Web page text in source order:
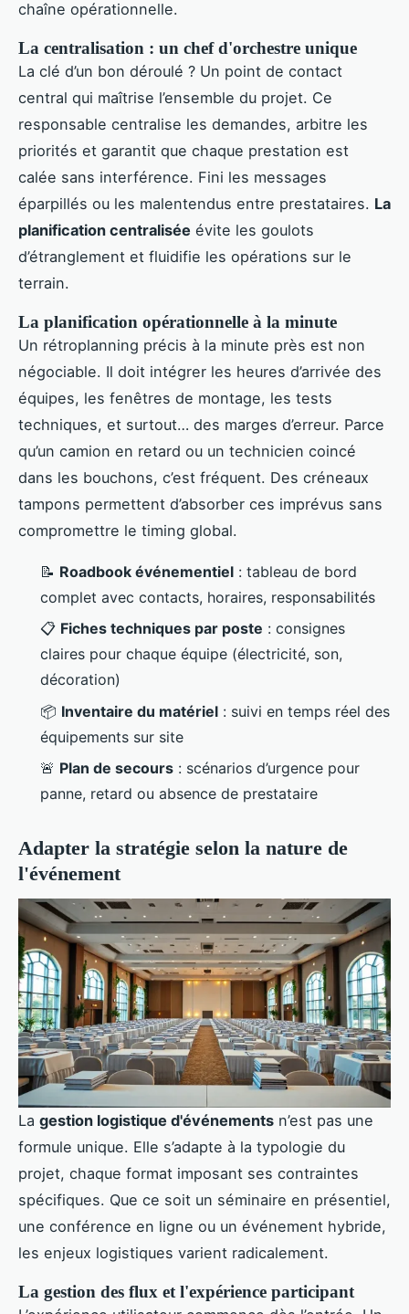
chaîne opérationnelle.
La centralisation : un chef d'orchestre unique
La clé d’un bon déroulé ? Un point de contact
central qui maîtrise l’ensemble du projet. Ce
responsable centralise les demandes, arbitre les
priorités et garantit que chaque prestation est
calée sans interférence. Fini les messages
éparpillés ou les malentendus entre prestataires. La
planification centralisée évite les goulots
d’étranglement et fluidifie les opérations sur le
terrain.
La planification opérationnelle à la minute
Un rétroplanning précis à la minute près est non
négociable. Il doit intégrer les heures d’arrivée des
équipes, les fenêtres de montage, les tests
techniques, et surtout… des marges d’erreur. Parce
qu’un camion en retard ou un technicien coincé
dans les bouchons, c’est fréquent. Des créneaux
tampons permettent d’absorber ces imprévus sans
compromettre le timing global.
📝 Roadbook événementiel : tableau de bord
complet avec contacts, horaires, responsabilités
📋 Fiches techniques par poste : consignes
claires pour chaque équipe (électricité, son,
décoration)
📦 Inventaire du matériel : suivi en temps réel des
équipements sur site
🚨 Plan de secours : scénarios d’urgence pour
panne, retard ou absence de prestataire
Adapter la stratégie selon la nature de
l'événement
La gestion logistique d'événements n’est pas une
formule unique. Elle s’adapte à la typologie du
projet, chaque format imposant ses contraintes
spécifiques. Que ce soit un séminaire en présentiel,
une conférence en ligne ou un événement hybride,
les enjeux logistiques varient radicalement.
La gestion des flux et l'expérience participant